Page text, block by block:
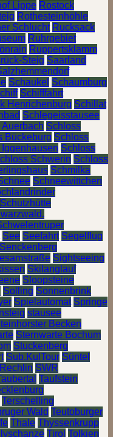
Lippe Rostock
Rothesteinhöhle
Schlucht Rucksack
Ruhrgebiet
Ruppertsklamm
Steig Saarland
Schaukel Schaumburg
Schifffahrt
Henrichenburg Schillat
Schlegeisstausee
Schloss
Bückeburg Schloss
Schloss
Schwerin Schloss
Schmilka
Schneewittchen
Schutzhütte
See Seefahrt Segelflug
Senckenberg
Sightseeing
Skilanglauf
Sloopsteine
Solling Sonnenbrink
Spielautomat Springe
stausee
Becken
Sternwarte Bochum
Stuckenberg
Sub.KulTour Süntel
SWR
Taufstein
Terschelling
Wald Teutoburger
Thale Thyssenkrupp
Tirol Tolkien